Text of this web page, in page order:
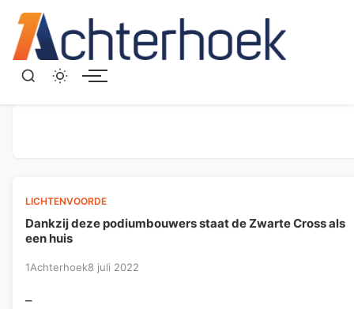
LICHTENVOORDE
Dankzij deze podiumbouwers staat de Zwarte Cross als
een huis
1Achterhoek8 juli 2022
–